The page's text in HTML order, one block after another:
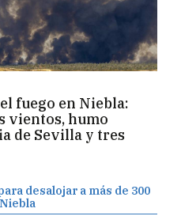
fuego en Niebla:
vientos, humo
de Sevilla y tres
desalojar a más de 300